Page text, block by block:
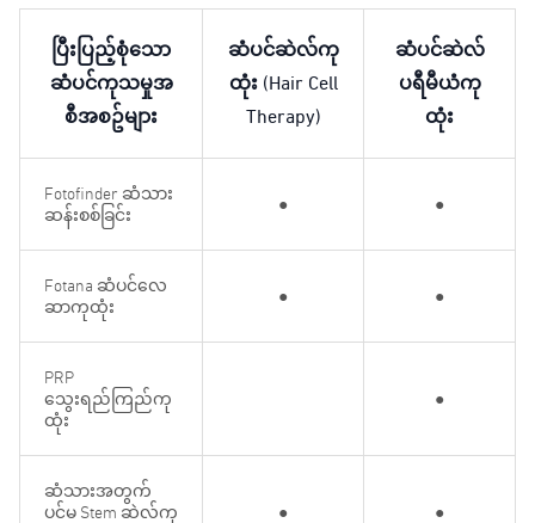
ပြီးပြည့်စုံသော
ဆံပင်ကုသမှုအ
စီအစဥ်များ
ဆံပင်ဆဲလ်ကု
ထုံး (Hair Cell
Therapy)
ဆံပင်ဆဲလ်
ပရီမီယံကု
ထုံး
Fotofinder ဆံသား
ဆန်းစစ်ခြင်း
● ●
Fotana ဆံပင်လေ
ဆာကုထုံး
● ●
PRP
သွေးရည်ကြည်ကု
ထုံး
●
ဆံသားအတွက်
ပင်မ Stem ဆဲလ်ကု
● ●